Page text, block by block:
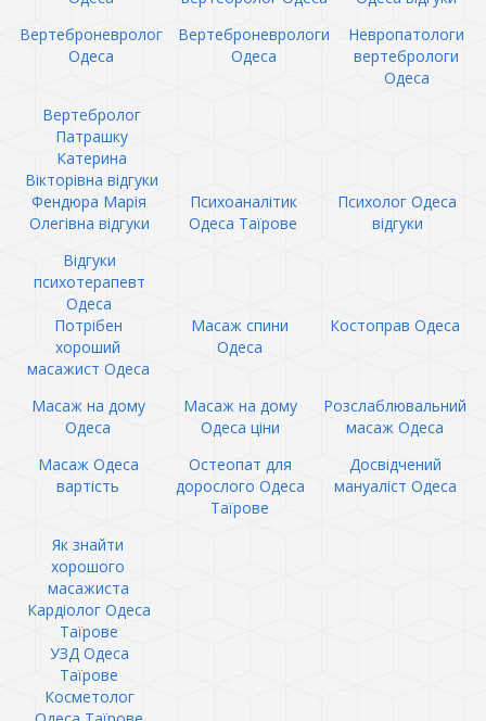
Вертеброневролог
Одеса
Вертеброневрологи
Одеса
Невропатологи
вертебрологи
Одеса
Вертебролог
Патрашку
Катерина
Вікторівна відгуки
Фендюра Марія
Олегівна відгуки
Психоаналітик
Одеса Таїрове
Психолог Одеса
відгуки
Відгуки
психотерапевт
Одеса
Потрібен
хороший
масажист Одеса
Масаж спини
Одеса
Костоправ Одеса
Масаж на дому
Одеса
Масаж на дому
Одеса ціни
Розслаблювальний
масаж Одеса
Масаж Одеса
вартість
Остеопат для
дорослого Одеса
Таїрове
Досвідчений
мануаліст Одеса
Як знайти
хорошого
масажиста
Кардіолог Одеса
Таїрове
УЗД Одеса
Таїрове
Косметолог